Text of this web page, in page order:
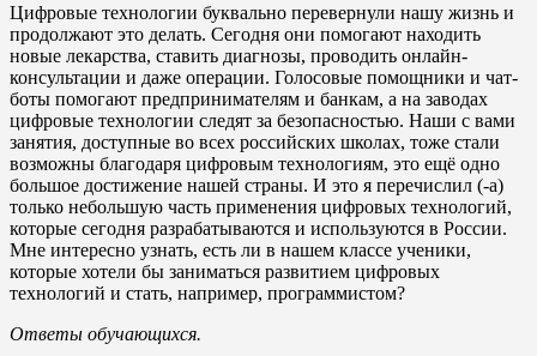
Цифровые технологии буквально перевернули нашу жизнь и
продолжают это делать. Сегодня они помогают находить
новые лекарства, ставить диагнозы, проводить онлайн-
консультации и даже операции. Голосовые помощники и чат-
боты помогают предпринимателям и банкам, а на заводах
цифровые технологии следят за безопасностью. Наши с вами
занятия, доступные во всех российских школах, тоже стали
возможны благодаря цифровым технологиям, это ещё одно
большое достижение нашей страны. И это я перечислил (-а)
только небольшую часть применения цифровых технологий,
которые сегодня разрабатываются и используются в России.
Мне интересно узнать, есть ли в нашем классе ученики,
которые хотели бы заниматься развитием цифровых
технологий и стать, например, программистом?
Ответы обучающихся.